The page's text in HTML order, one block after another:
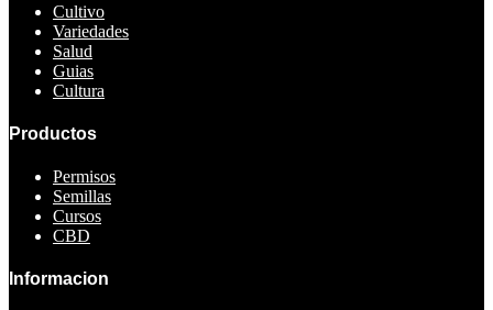
Cultivo
Variedades
Salud
Guias
Cultura
Productos
Permisos
Semillas
Cursos
CBD
Informacion